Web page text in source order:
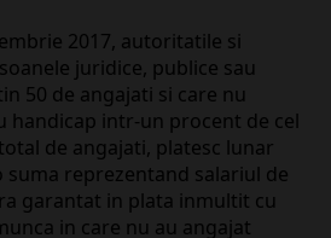
2017, autoritatile si
juridice, publice sau
50 de angajati si care nu
handicap intr-un procent de cel
de angajati, platesc lunar
reprezentand salariul de
garantat in plata inmultit cu
in care nu au angajat